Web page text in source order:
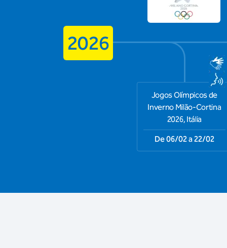
2026
Jogos Olímpicos de
Inverno Milão-Cortina
2026, Itália
De 06/02 a 22/02